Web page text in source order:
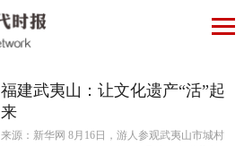
福建武夷山：让文化遗产“活”起
来
来源：新华网 8月16日，游人参观武夷山市城村